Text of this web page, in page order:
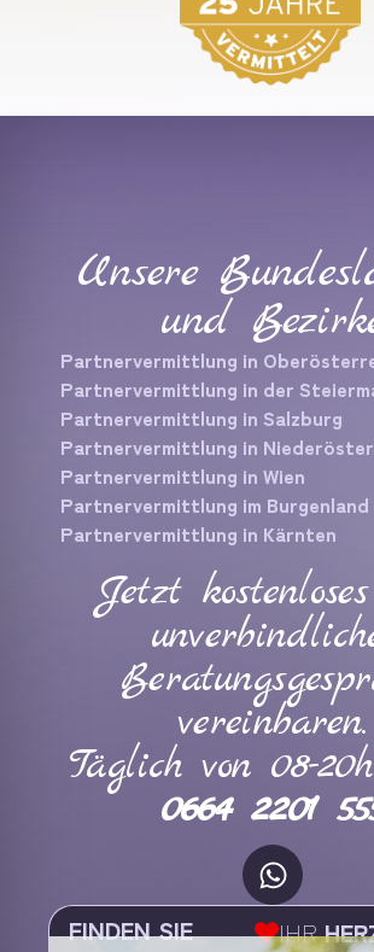
Unsere
und
Partnervermittlung in
Partnervermittlung in der
Partnervermittlung in Salzburg
Partnervermittlung in
Partnervermittlung in Wien
Partnervermittlung im Burgenland
Partnervermittlung in Kärnten
Jetzt
vereinbaren.
Täglich von 08-
0664 2201
FINDEN SIE IHR